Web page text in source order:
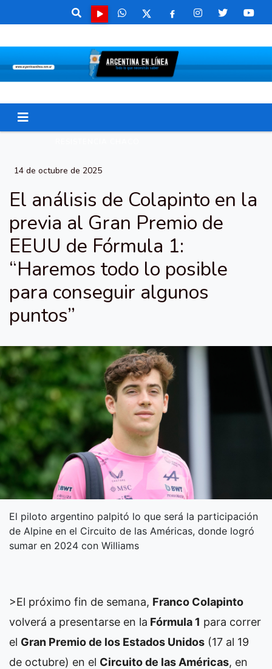
14 de octubre de 2025
El análisis de Colapinto en la
previa al Gran Premio de
EEUU de Fórmula 1:
“Haremos todo lo posible
para conseguir algunos
puntos”
El piloto argentino palpitó lo que será la participación
de Alpine en el Circuito de las Américas, donde logró
sumar en 2024 con Williams
>El próximo fin de semana, Franco Colapinto
volverá a presentarse en la Fórmula 1 para correr
el Gran Premio de los Estados Unidos (17 al 19
de octubre) en el Circuito de las Américas, en